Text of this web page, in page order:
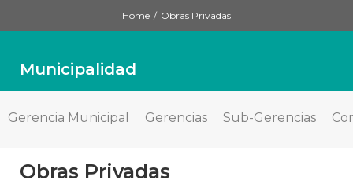
Home / Obras Privadas
Municipalidad
Gerencia Municipal Gerencias Sub-Gerencias
Obras Privadas